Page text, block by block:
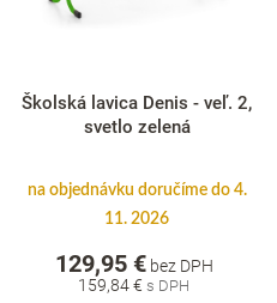
Školská lavica Denis - veľ. 2,
svetlo zelená
na objednávku doručíme do 4.
11. 2026
159,84 €
129,95 €bez DPH